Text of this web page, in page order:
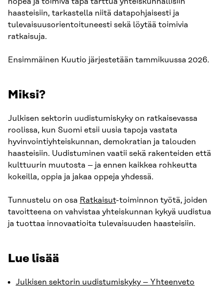
haasteisiin, tarkastella niitä datapohjaisesti ja
tulevaisuusorientoituneesti sekä löytää toimivia
ratkaisuja.
Ensimmäinen Kuutio järjestetään tammikuussa 2026.
Miksi?
Julkisen sektorin uudistumiskyky on ratkaisevassa
roolissa, kun Suomi etsii uusia tapoja vastata
hyvinvointiyhteiskunnan, demokratian ja talouden
haasteisiin. Uudistuminen vaatii sekä rakenteiden että
kulttuurin muutosta – ja ennen kaikkea rohkeutta
kokeilla, oppia ja jakaa oppeja yhdessä.
Tunnustelu on osa Ratkaisut-toiminnon työtä, joiden
tavoitteena on vahvistaa yhteiskunnan kykyä uudistua
ja tuottaa innovaatioita tulevaisuuden haasteisiin.
Lue lisää
Julkisen sektorin uudistumiskyky – Yhteenveto